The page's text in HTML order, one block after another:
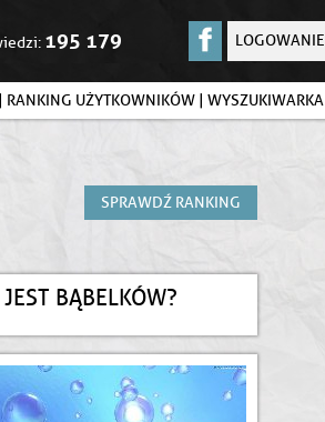
LOGOWANIE
195 179
| RANKING UŻYTKOWNIKÓW | WYSZUKIWARKA
SPRAWDŹ RANKING
BĄBELKÓW?